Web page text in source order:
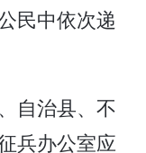
民中依次递
自治县、不
兵办公室应